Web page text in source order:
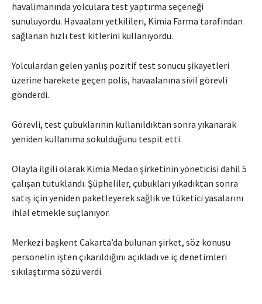
havalimanında yolculara test yaptırma seçeneği
sunuluyordu. Havaalanı yetkilileri, Kimia Farma tarafından
sağlanan hızlı test kitlerini kullanıyordu.
Yolculardan gelen yanlış pozitif test sonucu şikayetleri
üzerine harekete geçen polis, havaalanına sivil görevli
gönderdi.
Görevli, test çubuklarının kullanıldıktan sonra yıkanarak
yeniden kullanıma sokulduğunu tespit etti.
Olayla ilgili olarak Kimia Medan şirketinin yöneticisi dahil 5
çalışan tutuklandı. Şüpheliler, çubukları yıkadıktan sonra
satış için yeniden paketleyerek sağlık ve tüketici yasalarını
ihlal etmekle suçlanıyor.
Merkezi başkent Cakarta’da bulunan şirket, söz konusu
personelin işten çıkarıldığını açıkladı ve iç denetimleri
sıkılaştırma sözü verdi.